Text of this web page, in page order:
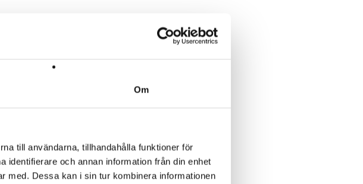
Om
till användarna, tillhandahålla funktioner för
identifierare och annan information från din enhet
med. Dessa kan i sin tur kombinera informationen